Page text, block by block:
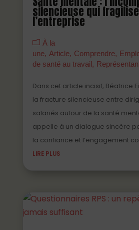
silencieuse qui fragilise
l’entreprise
À la
une Article Comprendre
de santé au travail
Dans cet article incisif, Béatrice
la fracture silencieuse entre
salariés autour de la santé
appelle à un dialogue sincère
la confiance et l’engagement
LIRE PLUS